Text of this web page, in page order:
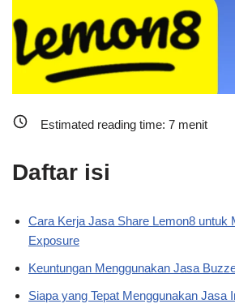
Estimated reading time: 7 menit
Daftar isi
Cara Kerja Jasa Share Lemon8 untuk
Exposure
Keuntungan Menggunakan Jasa
Siapa yang Tepat Menggunakan Jasa